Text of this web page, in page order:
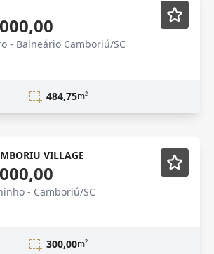
- Balneário Camboriú/SC
484,75m²
VILLAGE
- Camboriú/SC
300,00m²